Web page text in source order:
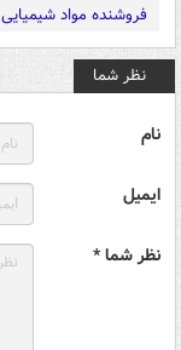
فروشنده مواد شیمیایی
نظر شما
نام
ایمیل
نظر شما *